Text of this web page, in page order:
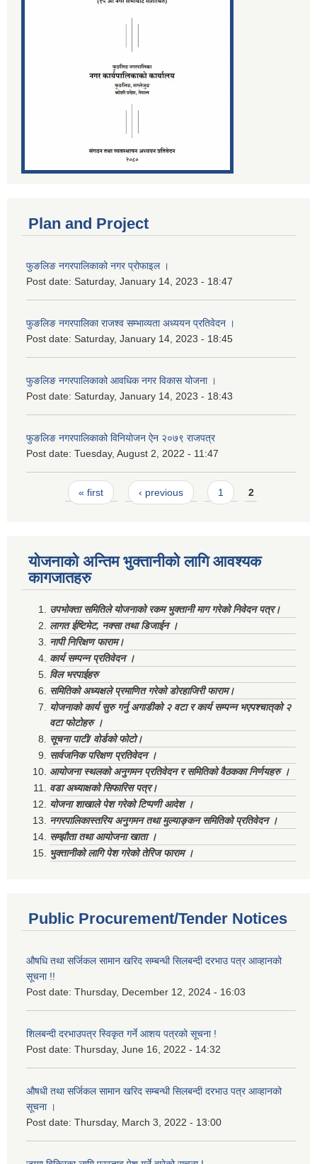
Plan and Project
फुङलिङ नगरपालिकाको नगर प्रोफाइल ।
Post date: Saturday, January 14, 2023 - 18:47
फुङलिङ नगरपालिका राजश्व सम्भाव्यता अध्ययन प्रतिवेदन ।
Post date: Saturday, January 14, 2023 - 18:45
फुङलिङ नगरपालिकाको आवधिक नगर विकास योजना ।
Post date: Saturday, January 14, 2023 - 18:43
फुङलिङ नगरपालिकाको विनियोजन ऐन २०७९ राजपत्र
Post date: Tuesday, August 2, 2022 - 11:47
Pages« first ‹ previous 1 2
योजनाको अन्तिम भुक्तानीको लागि आवश्यक
कागजातहरु
उपभोक्ता समितिले योजनाको रकम भुक्तानी माग गरेको निवेदन पत्र।
लागत ईष्टिमेट, नक्सा तथा डिजाईन ।
नापी निरिक्षण फाराम।
कार्य सम्पन्न प्रतिवेदन ।
विल भरपाईहरु
समितिको अध्यक्षले प्रमाणित गरेको डोरहाजिरी फाराम।
योजनाको कार्य सुरु गर्नु अगाडीको २ वटा र कार्य सम्पन्न भएपश्चात्‌को २
वटा फोटोहरु ।
सूचना पाटी/ वोर्डको फोटो।
सार्वजनिक परिक्षण प्रतिवेदन ।
आयोजना स्थलको अनुगमन प्रतिवेदन र समितिको वैठकका निर्णयहरु ।
वडा अध्याक्षको सिफारिस पत्र।
योजना शाखाले पेश गरेको टिप्पणी आदेश ।
नगरपालिकास्तरिय अनुगमन तथा मुल्याङ्कन समितिको प्रतिवेदन ।
सम्झौता तथा आयोजना खाता ।
भुक्तानीको लागि पेश गरेको तेरिज फाराम ।
Public Procurement/Tender Notices
औषधि तथा सर्जिकल सामान खरिद सम्बन्धी सिलबन्दी दरभाउ पत्र आव्हानको
सूचना !!
Post date: Thursday, December 12, 2024 - 16:03
शिलबन्दी दरभाउपत्र स्विकृत गर्ने आशय पत्रको सूचना !
Post date: Thursday, June 16, 2022 - 14:32
औषधी तथा सर्जिकल सामान खरिद सम्बन्धी सिलबन्दी दरभाउ पत्र आव्हानको
सूचना ।
Post date: Thursday, March 3, 2022 - 13:00